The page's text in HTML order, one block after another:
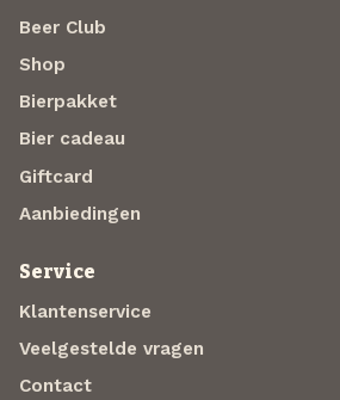
Beer Club
Shop
Bierpakket
Bier cadeau
Giftcard
Aanbiedingen
Service
Klantenservice
Veelgestelde vragen
Contact